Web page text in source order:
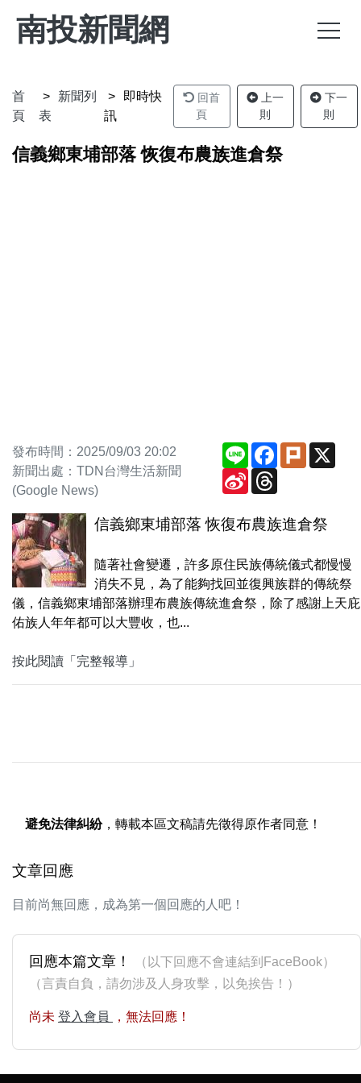
南投新聞網
首
頁
新聞列
表
即時快
訊
回首
頁
上一
則
下一
則
信義鄉東埔部落 恢復布農族進倉祭
發布時間：2025/09/03 20:02
新聞出處：TDN台灣生活新聞
(Google News)
Line Facebook
PlurkX
Sina
Weibo
Threads
信義鄉東埔部落 恢復布農族進倉祭
隨著社會變遷，許多原住民族傳統儀式都慢慢
消失不見，為了能夠找回並復興族群的傳統祭
儀，信義鄉東埔部落辦理布農族傳統進倉祭，除了感謝上天庇
佑族人年年都可以大豐收，也...
按此閱讀「完整報導」
避免法律糾紛，轉載本區文稿請先徵得原作者同意！
文章回應
目前尚無回應，成為第一個回應的人吧！
回應本篇文章！
（以下回應不會連結到FaceBook）
（言責自負，請勿涉及人身攻擊，以免挨告！）
尚未 登入會員 ，無法回應！